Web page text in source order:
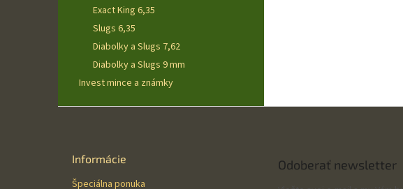
Exact King 6,35
Slugs 6,35
Diabolky a Slugs 7,62
Diabolky a Slugs 9 mm
Invest mince a známky
Informácie
Špeciálna ponuka
Odoberať newsletter